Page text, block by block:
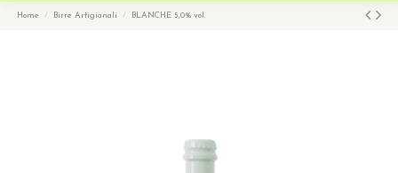
Home Birre Artigianali BLANCHE 5,0% vol.